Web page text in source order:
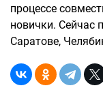
процессе
новички. Сейчас
Саратове,